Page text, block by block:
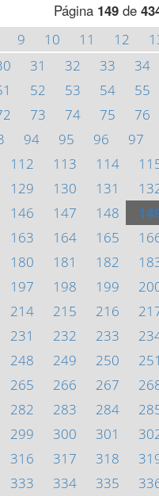
Página 149de
9 10 11 12
31 32 33 34
52 53 54 55
73 74 75 76
94 95 96 97
112 113 114
129 130 131
146 147 148
163 164 165
180 181 182
197 198 199
214 215 216
231 232 233
248 249 250 251
265 266 267
282 283 284
299 300 301
316 317 318
333 334 335